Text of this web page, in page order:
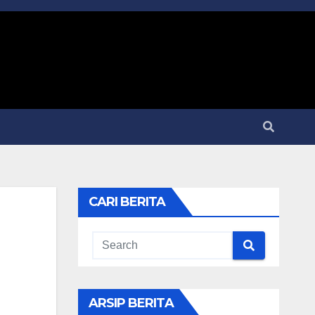
CARI BERITA
ARSIP BERITA